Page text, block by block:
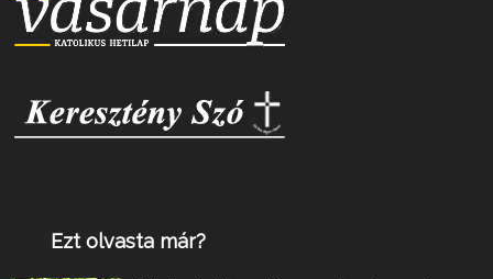
Ezt olvasta már?